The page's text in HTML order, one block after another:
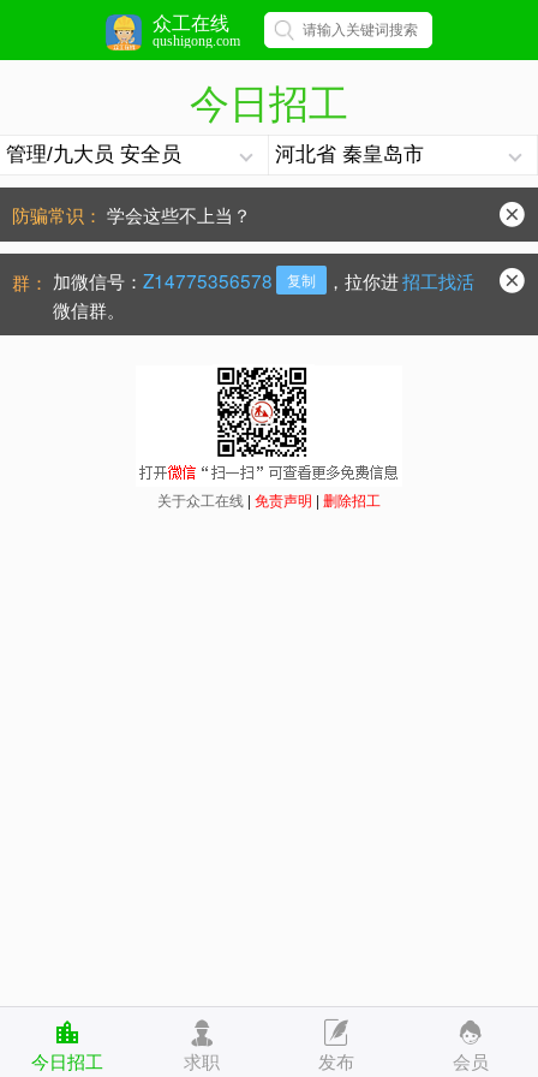
众工在线
qushigong.com
今日招工
防骗常识： 学会这些不上当？
手机号被冒用，点击查看处理办法。
群： 加微信号： Z14775356578 复制 ，拉你进招工找活
微信群。
关于众工在线 | 免责声明 | 删除招工
今日招工 求职 发布 会员